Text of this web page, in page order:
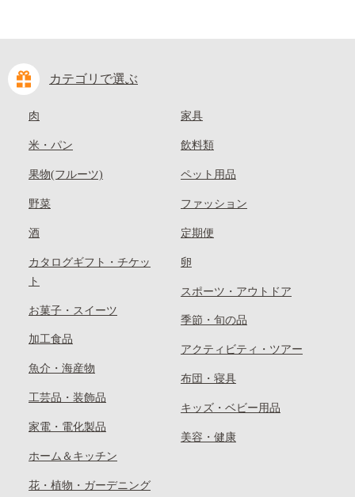
カテゴリで選ぶ
肉
米・パン
果物(フルーツ)
野菜
酒
カタログギフト・チケッ
ト
お菓子・スイーツ
加工食品
魚介・海産物
工芸品・装飾品
家電・電化製品
ホーム＆キッチン
花・植物・ガーデニング
家具
飲料類
ペット用品
ファッション
定期便
卵
スポーツ・アウトドア
季節・旬の品
アクティビティ・ツアー
布団・寝具
キッズ・ベビー用品
美容・健康